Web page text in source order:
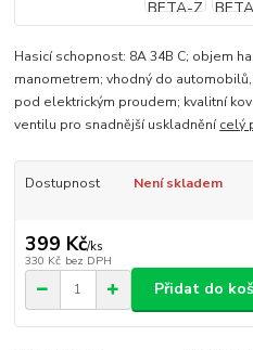
Hasicí schopnost: 8A 34B C; objem
manometrem; vhodný do
pod elektrickým proudem; kvalitní
ventilu pro snadnější uskladněnícelý
Dostupnost Není skladem
399 Kč/ks
330 Kč bez DPH
Přidat do